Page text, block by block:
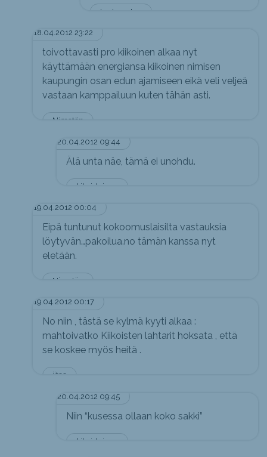
tuntematon
18.04.2012 23:22
Nimetön
toivottavasti pro kiikoinen alkaa nyt
käyttämään energiansa kiikoinen nimisen
kaupungin osan edun ajamiseen eikä veli veljeä
vastaan kamppailuun kuten tähän asti.
20.04.2012 09:44
kikoislainen
Älä unta näe, tämä ei unohdu.
19.04.2012 00:04
Nimetön
Eipä tuntunut kokoomuslaisilta vastauksia
löytyvän…pakoilua.no tämän kanssa nyt
eletään.
19.04.2012 00:17
iitee
No niin , tästä se kylmä kyyti alkaa :
mahtoivatko Kiikoisten lahtarit hoksata , että
se koskee myös heitä .
20.04.2012 09:45
kikoislainen
Niin “kusessa ollaan koko sakki”